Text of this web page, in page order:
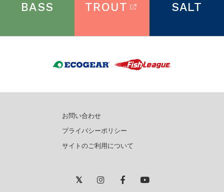
BASS TROUT SALT
お問い合わせ
プライバシーポリシー
サイトのご利用について